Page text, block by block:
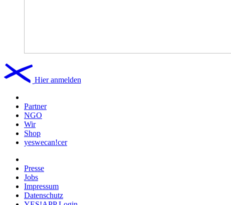
Hier anmelden
Partner
NGO
Wir
Shop
yeswecan!cer
Presse
Jobs
Impressum
Datenschutz